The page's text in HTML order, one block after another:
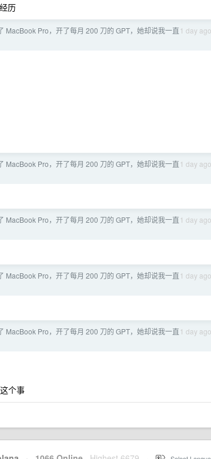
历
1 day ago
MacBook Pro，开了每月 200 刀的 GPT，她却说我一直
1 day ago
MacBook Pro，开了每月 200 刀的 GPT，她却说我一直
1 day ago
MacBook Pro，开了每月 200 刀的 GPT，她却说我一直
1 day ago
MacBook Pro，开了每月 200 刀的 GPT，她却说我一直
1 day ago
MacBook Pro，开了每月 200 刀的 GPT，她却说我一直
个事